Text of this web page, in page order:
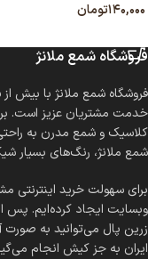
۱۴۰,۰۰۰تومان
فروشگاه شمع ملانژ
خدمت مشتریان عزیز است.
کلاسیک و شمع مدرن به راحتی
شمع ملانژ، رنگ‌های بسیار
برای سهولت خرید اینترنتی
وبسایت ایجاد کرده‌ایم. پس
زرین پال می‌توانید به صورت
ایران به جز کیش انجام